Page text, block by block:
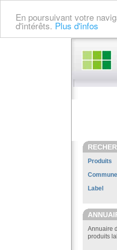
En poursuivant votre
d'intérêts. Plus d'infos
Produits
Label
Annuaire
produits